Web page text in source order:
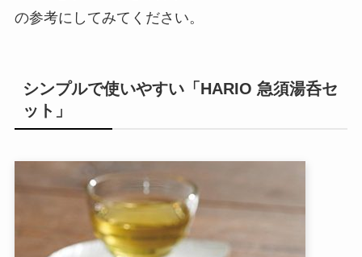
の参考にしてみてください。
シンプルで使いやすい「HARIO 急須湯呑セ
ット」